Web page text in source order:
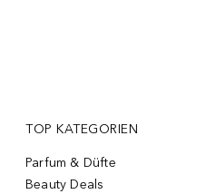
TOP KATEGORIEN
Parfum & Düfte
Beauty Deals